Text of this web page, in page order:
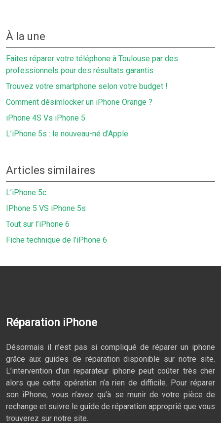
À la une
Faites réparer votre téléphone à Toulouse par des
professionnels pour des résultats garantis
Trouvez votre smartphone selon votre budget !
Comment désimlocker un iPhone Orange ?
iPhone 4S Vs iPhone 5
L’iPhone 5s : le nouveau-né d’Apple
Articles similaires
L’iPhone 5c
IPhone 5 VS iPhone 5s
Tout sur l’iPhone 6
Fiche technique de l’iPhone 6
Réparation iPhone
Désormais il n’est pas si compliqué de réparer un iphone
grâce aux guides de réparation disponible sur notre site.
L’intervention d’un reparateur iphone peut coûter très cher
alors que cette opération n’a rien de difficile. Pour réparer
son iPhone, vous n’avez qu’à se munir de votre pièce de
rechange et suivre le guide de réparation approprié que vous
trouverez sur notre site.